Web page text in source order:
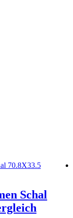
Schal